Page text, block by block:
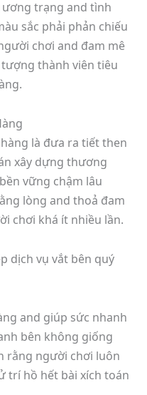
trạng and tình
sắc phải phản chiếu
chơi and đam mê
thành viên tiêu
là đưa ra tiết then
xây dựng thương
vững chậm lâu
lòng and thoả đam
chơi khá ít nhiều lần.
dịch vụ vắt bên quý
and giúp sức nhanh
bên không giống
rằng người chơi luôn
trí hồ hết bài xích toán